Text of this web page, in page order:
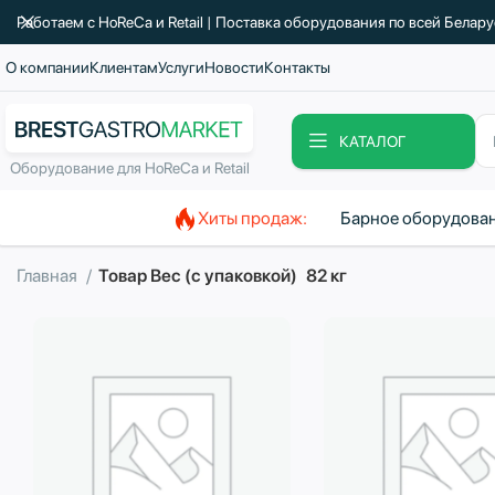
О компанииКлиентамУслугиНовостиКонтакты
Оборудование для HoReCa и Retail
КАТАЛОГ
Хиты продаж: Барное
Главная Товар Вес (с упаковкой) 82 кг
Работаем с HoReCa и Retail | Поставка оборудования по всей